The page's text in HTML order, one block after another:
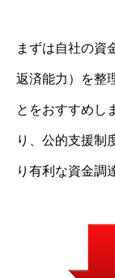
まずは自社の資
返済能力）を整
とをおすすめし
り、公的支援制
り有利な資金調